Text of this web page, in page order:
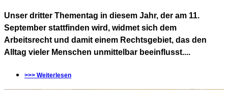
Unser dritter Thementag in diesem Jahr, der am 11.
September stattfinden wird, widmet sich dem
Arbeitsrecht und damit einem Rechtsgebiet, das den
Alltag vieler Menschen unmittelbar beeinflusst....
>>> Weiterlesen